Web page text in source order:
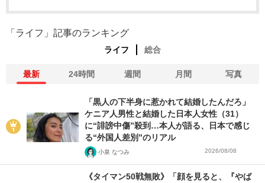
「ライフ」記事のランキング
ライフ 総合
最新 24時間 週間 月間 写真
「黒人の下半身に惹かれて結婚したんだろ」
ケニア人男性と結婚した日本人女性（31）
に“誹謗中傷”殺到…本人が語る、日本で感じ
る“外国人差別”のリアル
小泉 なつみ 2026/08/08
《タイマン50戦無敗》「顔を見ると、『やば